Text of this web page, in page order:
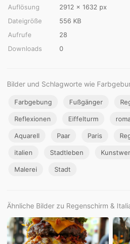
Auflösung
2912 × 1632 px
Dateigröße
556 KB
Aufrufe
28
Downloads
0
Bilder und Schlagworte wie
Farbgebung Fußgänger
Reflexionen Eiffelturm
Aquarell Paar Paris
italien Stadtleben
Malerei Stadt
Ähnliche Bilder zu Regenschirm &